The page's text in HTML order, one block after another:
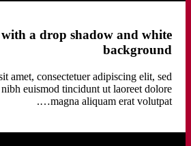
a drop shadow and white
background
amet, consectetuer adipiscing elit, sed
euismod tincidunt ut laoreet dolore
magna aliquam erat volutpat….